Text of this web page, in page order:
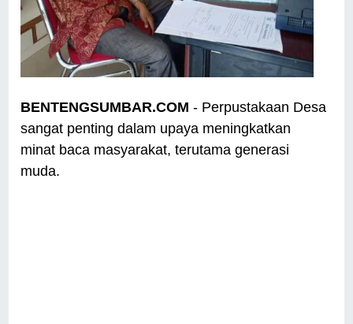
BENTENGSUMBAR.COM - Perpustakaan Desa
sangat penting dalam upaya meningkatkan
minat baca masyarakat, terutama generasi
muda.